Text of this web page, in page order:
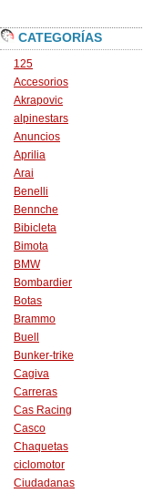
CATEGORÍAS
125
Accesorios
Akrapovic
alpinestars
Anuncios
Aprilia
Arai
Benelli
Bennche
Bibicleta
Bimota
BMW
Bombardier
Botas
Brammo
Buell
Bunker-trike
Cagiva
Carreras
Cas Racing
Casco
Chaquetas
ciclomotor
Ciudadanas